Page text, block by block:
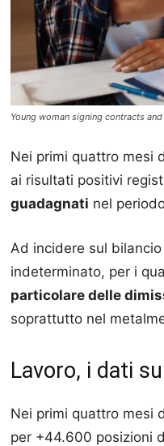
Young woman signing contracts
Nei primi quattro mesi
ai risultati positivi
guadagnati nel
Ad incidere sul
indeterminato, per i
particolare delle
soprattutto nel
Lavoro, i dati
Nei primi quattro mesi
per +44.600 posizioni